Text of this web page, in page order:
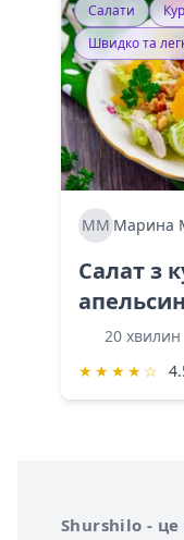
Салати
Швидко та
ММ Марина
Салат з
20 хвилин
★ ★ ★ ★ ☆
Про сервіс
Shurshilo - це